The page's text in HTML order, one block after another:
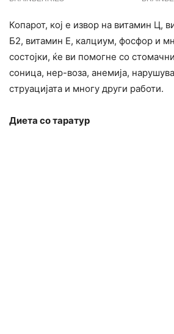
Копарот, кој е извор на витамин Ц,
Б2, витамин Е, калциум, фосфор и
состојки, ќе ви помогне со
соница, нер-воза, анемија,
струацијата и многу други работи.
Диeта со таратyр